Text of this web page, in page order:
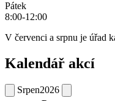
Pátek
8:00-12:00
V červenci a srpnu je úřad
Kalendář akcí
Srpen2026